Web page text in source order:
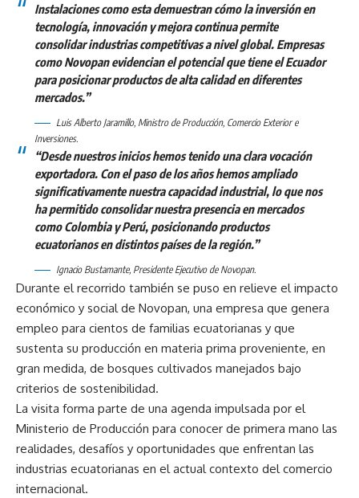
Instalaciones como esta demuestran cómo la inversión en
tecnología, innovación y mejora continua permite
consolidar industrias competitivas a nivel global. Empresas
como Novopan evidencian el potencial que tiene el Ecuador
para posicionar productos de alta calidad en diferentes
mercados.”
Luis Alberto Jaramillo, Ministro de Producción, Comercio Exterior e
Inversiones.
“Desde nuestros inicios hemos tenido una clara vocación
exportadora. Con el paso de los años hemos ampliado
significativamente nuestra capacidad industrial, lo que nos
ha permitido consolidar nuestra presencia en mercados
como Colombia y Perú, posicionando productos
ecuatorianos en distintos países de la región.”
Ignacio Bustamante, Presidente Ejecutivo de Novopan.
Durante el recorrido también se puso en relieve el impacto
económico y social de Novopan, una empresa que genera
empleo para cientos de familias ecuatorianas y que
sustenta su producción en materia prima proveniente, en
gran medida, de bosques cultivados manejados bajo
criterios de sostenibilidad.
La visita forma parte de una agenda impulsada por el
Ministerio de Producción para conocer de primera mano las
realidades, desafíos y oportunidades que enfrentan las
industrias ecuatorianas en el actual contexto del comercio
internacional.